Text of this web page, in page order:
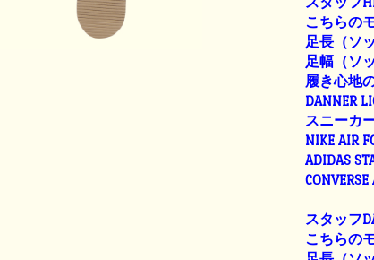
こちらの
足長（ソ
足幅（ソ
履き心地
DANNER
スニーカ
NIKE AIR
ADIDAS
スタッフ
こちらの